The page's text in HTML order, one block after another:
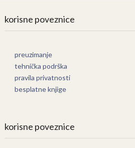
korisne poveznice
preuzimanje
tehnička podrška
pravila privatnosti
besplatne knjige
korisne poveznice